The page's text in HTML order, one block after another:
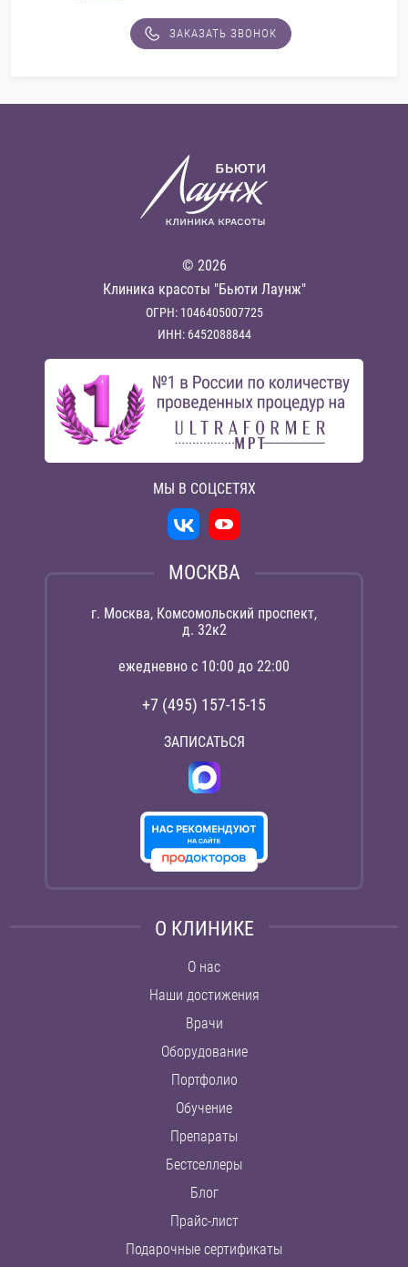
ЗАКАЗАТЬ ЗВОНОК
© 2026
Клиника красоты "Бьюти Лаунж"
ОГРН: 1046405007725
ИНН: 6452088844
МЫ В СОЦСЕТЯХ
МОСКВА
г. Москва, Комсомольский проспект,
д. 32к2
ежедневно с 10:00 до 22:00
+7 (495) 157-15-15
ЗАПИСАТЬСЯ
О КЛИНИКЕ
О нас
Наши достижения
Врачи
Оборудование
Портфолио
Обучение
Препараты
Бестселлеры
Блог
Прайс-лист
Подарочные сертификаты